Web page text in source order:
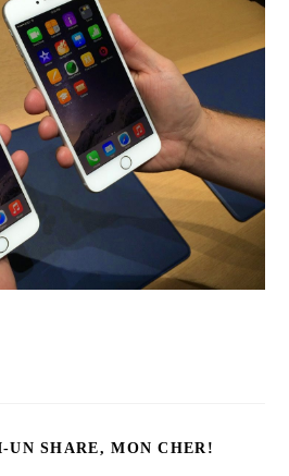
UN SHARE, MON CHER!